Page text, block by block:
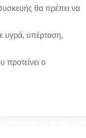
θα πρέπει να
υγρά, υπέρταση,
προτείνει ο